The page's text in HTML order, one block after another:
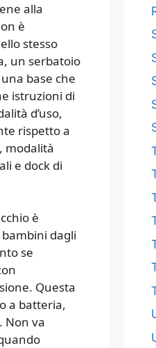
alla
è
stesso
un serbatoio
base che
istruzioni di
d’uso,
rispetto a
modalità
e dock di
è
dagli
se
Questa
a batteria,
Non va